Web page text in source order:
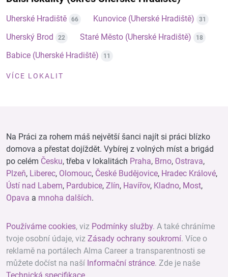
Uherské Hradiště 66 Kunovice (Uherské Hradiště) 31
Uherský Brod 22 Staré Město (Uherské Hradiště) 18
Babice (Uherské Hradiště) 11
VÍCE LOKALIT
Na Práci za rohem máš největší šanci najít si práci blízko
domova a přestat dojíždět. Vybírej z volných míst a brigád
po celém Česku, třeba v lokalitách Praha, Brno, Ostrava,
Plzeň, Liberec, Olomouc, České Budějovice, Hradec Králové,
Ústí nad Labem, Pardubice, Zlín, Havířov, Kladno, Most,
Opava a mnoha dalších.
Používáme cookies, viz Podmínky služby. A také chráníme
tvoje osobní údaje, viz Zásady ochrany soukromí. Více o
reklamě na portálech Alma Career a transparentnosti se
můžete dočíst na naší Informační stránce. Zde je naše